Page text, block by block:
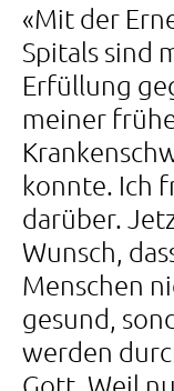
«Mit der
Spitals sind
Erfüllung
meiner
konnte. Ich
darüber.
Wunsch,
Menschen
gesund,
werden